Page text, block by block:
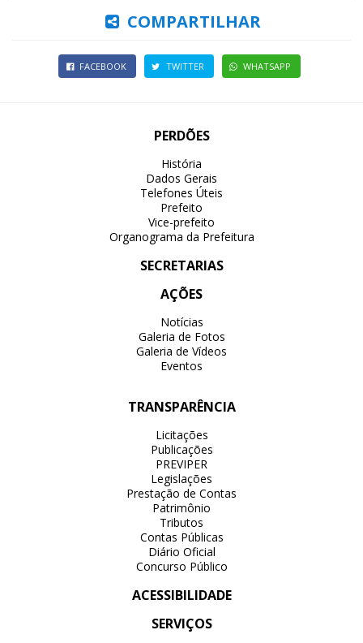
COMPARTILHAR
FACEBOOK TWITTER WHATSAPP
PERDÕES
História
Dados Gerais
Telefones Úteis
Prefeito
Vice-prefeito
Organograma da Prefeitura
SECRETARIAS
AÇÕES
Notícias
Galeria de Fotos
Galeria de Vídeos
Eventos
TRANSPARÊNCIA
Licitações
Publicações
PREVIPER
Legislações
Prestação de Contas
Patrimônio
Tributos
Contas Públicas
Diário Oficial
Concurso Público
ACESSIBILIDADE
SERVIÇOS